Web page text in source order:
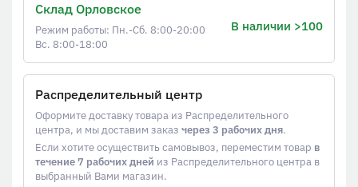
Склад Орловское
Режим работы: Пн.-Сб. 8:00-20:00
Вс. 8:00-18:00
В наличии >100
Распределительный центр
Оформите доставку товара из Распределительного
центра, и мы доставим заказ через 3 рабочих дня.
Если хотите осуществить самовывоз, переместим товар в
течение 7 рабочих дней из Распределительного центра в
выбранный Вами магазин.